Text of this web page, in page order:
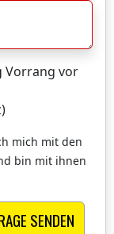
Vorrang vor
mich mit den
bin mit ihnen